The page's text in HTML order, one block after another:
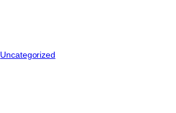
Uncategorized